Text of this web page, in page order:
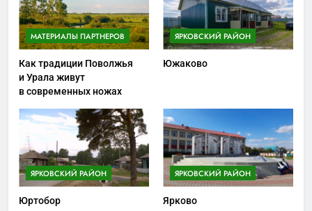
МАТЕРИАЛЫ ПАРТНЕРОВ
Как традиции Поволжья
и Урала живут
в современных ножах
ЯРКОВСКИЙ РАЙОН
Южаково
ЯРКОВСКИЙ РАЙОН
Юртобор
ЯРКОВСКИЙ РАЙОН
Ярково